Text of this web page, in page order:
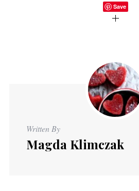
Save
Written By
Magda Klimczak